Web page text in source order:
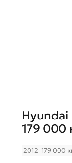
Hyundai
179 000
2012 179 000